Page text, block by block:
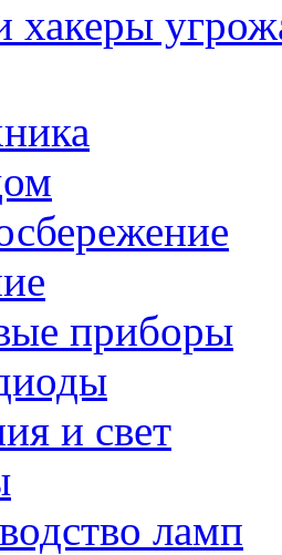
приборы
и свет
ламп